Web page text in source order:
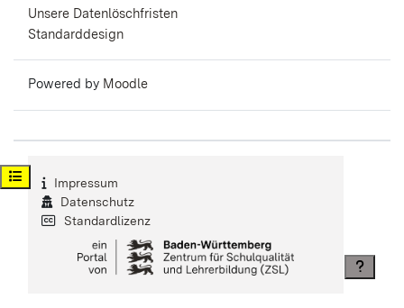
Kursindex öffnen
Unsere Datenlöschfristen
Standarddesign
Powered by Moodle
Impressum
Datenschutz
Standardlizenz